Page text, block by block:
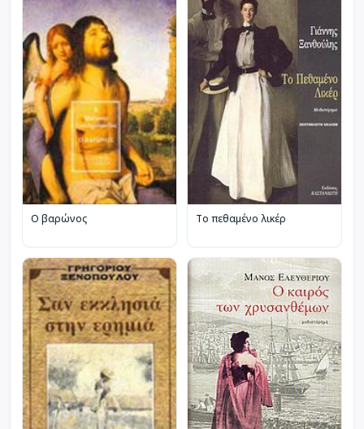
Ο βαρώνος Το πεθαμένο λικέρ